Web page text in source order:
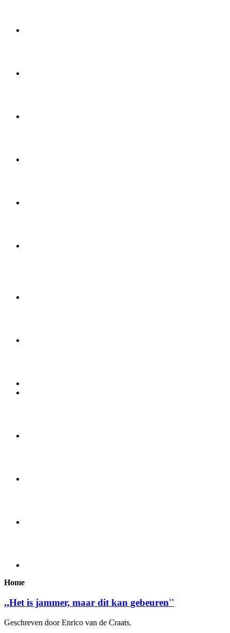
Home
,,Het is jammer, maar dit kan gebeuren''
Geschreven door Enrico van de Craats.